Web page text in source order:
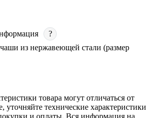
?
из нержавеющей стали (размер
товара могут отличаться от
уточняйте технические характеристики